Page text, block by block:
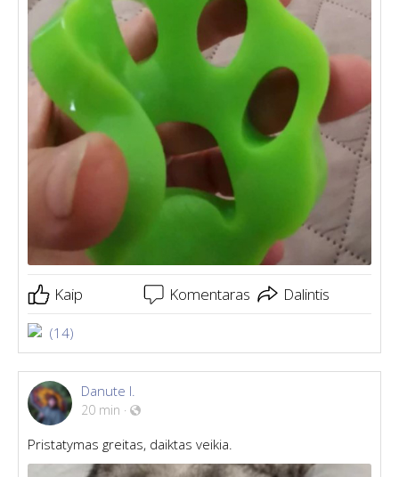
Kaip Komentaras Dalintis
(14)
Danute I.
20 min ·
Pristatymas greitas, daiktas veikia.